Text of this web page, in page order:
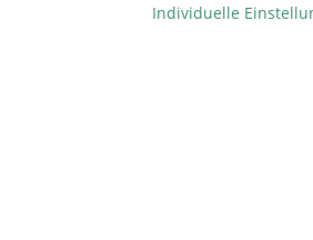
* bei Paketversand. Alle Preise inkl.
Individuelle